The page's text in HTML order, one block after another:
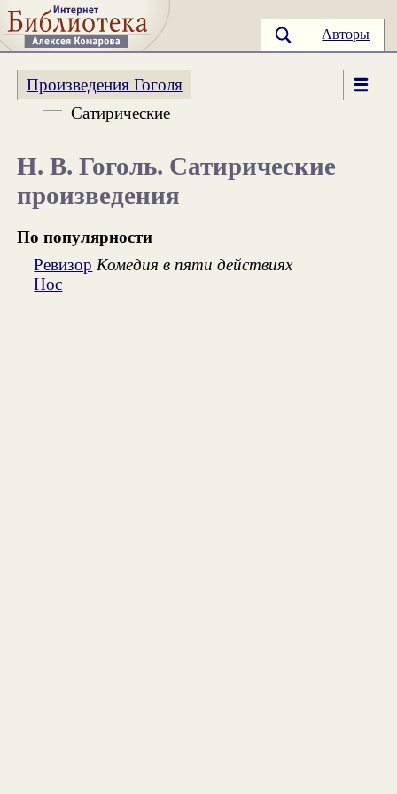
Авторы
Произведения Гоголя
Сатирические
Н. В. Гоголь. Сатирические
произведения
По популярности
Ревизор Комедия в пяти действиях
Нос